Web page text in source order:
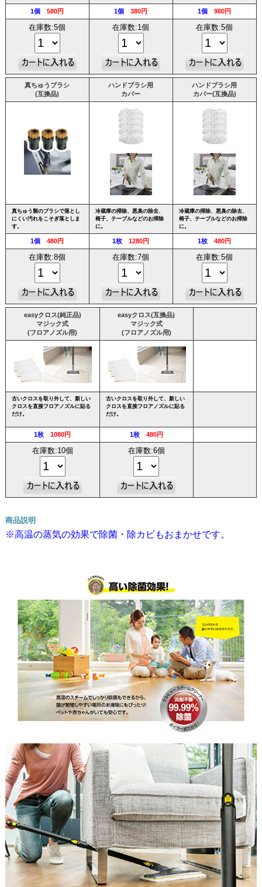
1個 580円 1個 380円 1個 980円
在庫数:5個 在庫数:1個 在庫数:5個
真ちゅうブラシ
(互換品)
ハンドブラシ用
カバー
ハンドブラシ用
カバー(互換品)
真ちゅう製のブラシで落とし
にくい汚れをこそぎ落としま
す。
冷蔵庫の掃除、悪臭の除去、
椅子、テーブルなどのお掃除
に。
冷蔵庫の掃除、悪臭の除去、
椅子、テーブルなどのお掃除
に。
1個 480円 1枚 1280円 1枚 480円
在庫数:8個 在庫数:7個 在庫数:5個
easyクロス(純正品)
マジック式
(フロアノズル用)
easyクロス(互換品)
マジック式
(フロアノズル用)
古いクロスを取り外して、新しい
クロスを直接フロアノズルに貼る
だけ。
古いクロスを取り外して、新しい
クロスを直接フロアノズルに貼る
だけ。
1枚 1080円 1枚 480円
在庫数:10個 在庫数:6個
商品説明
※高温の蒸気の効果で除菌・除カビもおまかせです。